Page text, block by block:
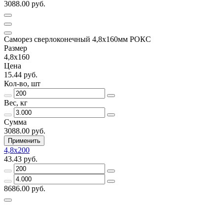
3088.00 руб.
Саморез сверлоконечный 4,8х160мм РОКС
Размер
4,8х160
Цена
15.44 руб.
Кол-во, шт
Вес, кг
Сумма
3088.00 руб.
Применить
4,8х200
43.43 руб.
8686.00 руб.